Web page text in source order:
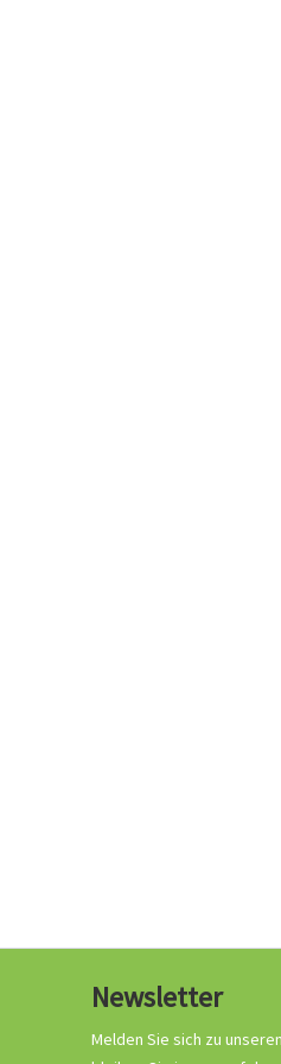
Newsletter
Melden Sie sich zu